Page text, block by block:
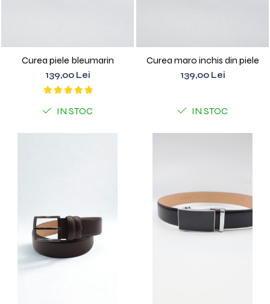
Curea piele bleumarin
139,00 Lei
IN STOC
Curea maro inchis din piele
139,00 Lei
IN STOC